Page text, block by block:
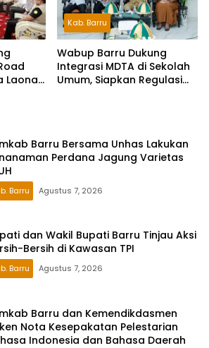
Laona
Kab. Barru
Wabup Barru Dukung
Integrasi MDTA di Sekolah
Umum, Siapkan Regulasi
Barru Bersama Unhas Lakukan
Perdana Jagung Varietas
Barru Agustus 7, 2026
dan Wakil Bupati Barru Tinjau Aksi
Bersih di Kawasan TPI
Barru Agustus 7, 2026
Barru dan Kemendikdasmen
Nota Kesepakatan Pelestarian
Indonesia dan Bahasa Daerah